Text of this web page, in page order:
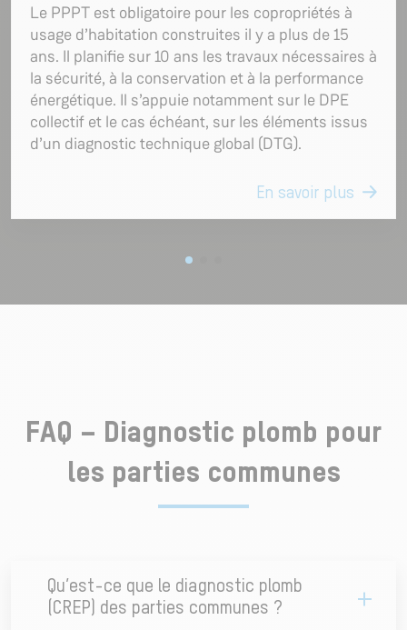
Le PPPT est obligatoire pour les copropriétés à
usage d’habitation construites il y a plus de 15
ans. Il planifie sur 10 ans les travaux nécessaires à
la sécurité, à la conservation et à la performance
énergétique. Il s’appuie notamment sur le DPE
collectif et le cas échéant, sur les éléments issus
d’un diagnostic technique global (DTG).
En savoir plus
FAQ – Diagnostic plomb pour
les parties communes
Qu’est-ce que le diagnostic plomb
(CREP) des parties communes ?